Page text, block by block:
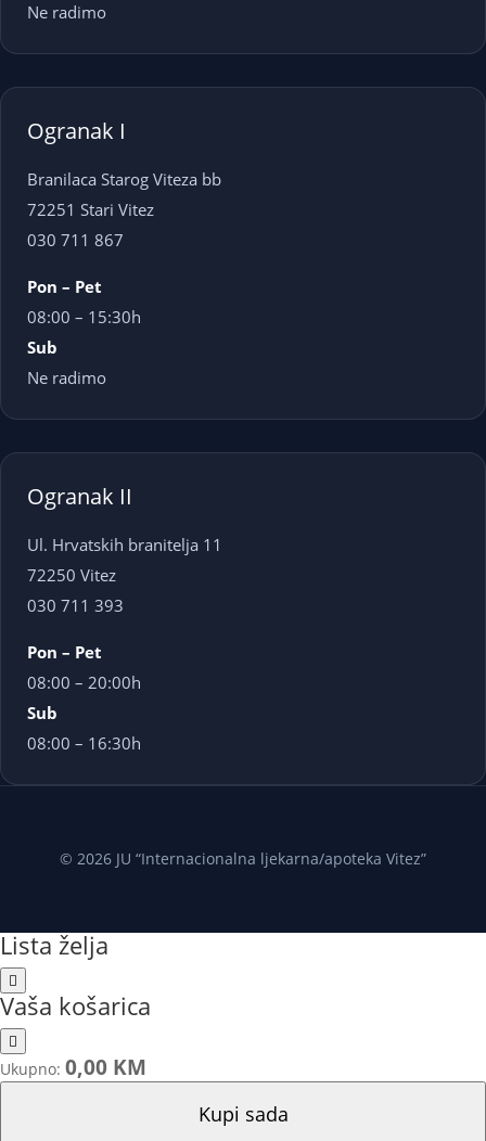
Ne radimo
Ogranak I
Branilaca Starog Viteza bb
72251 Stari Vitez
030 711 867
Pon – Pet
08:00 – 15:30h
Sub
Ne radimo
Ogranak II
Ul. Hrvatskih branitelja 11
72250 Vitez
030 711 393
Pon – Pet
08:00 – 20:00h
Sub
08:00 – 16:30h
© 2026 JU “Internacionalna ljekarna/apoteka Vitez”
Lista želja
Vaša košarica
Ukupno: 0,00 KM
Kupi sada